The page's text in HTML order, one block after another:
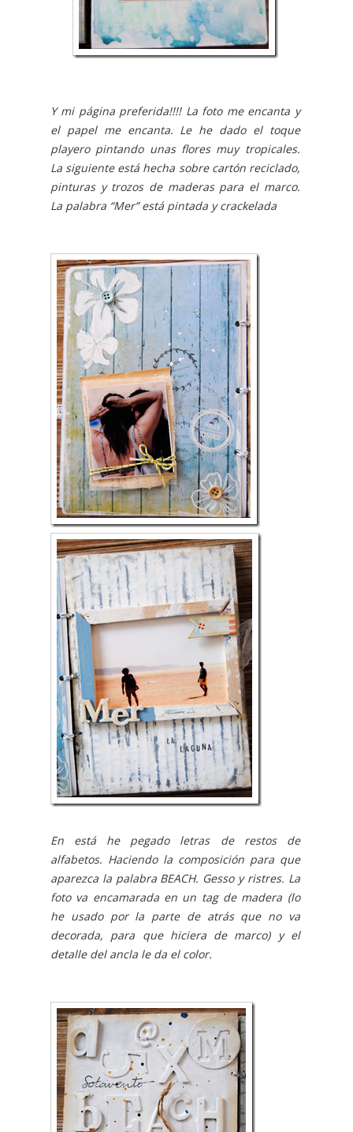
Y mi página preferida!!!! La foto me encanta y
el papel me encanta. Le he dado el toque
playero pintando unas flores muy tropicales.
La siguiente estáhecha sobre cartón reciclado,
pinturas y trozos de maderas para el marco.
La palabra “Mer” está pintada y crackelada
En está he pegado letras de restos de
alfabetos. Haciendo la composición para que
aparezca la palabra BEACH. Gesso y ristres. La
foto va encamarada en un tag de madera (lo
he usado por la parte de atrás que no va
decorada, para que hiciera de marco) y el
detalle del ancla le da el color.